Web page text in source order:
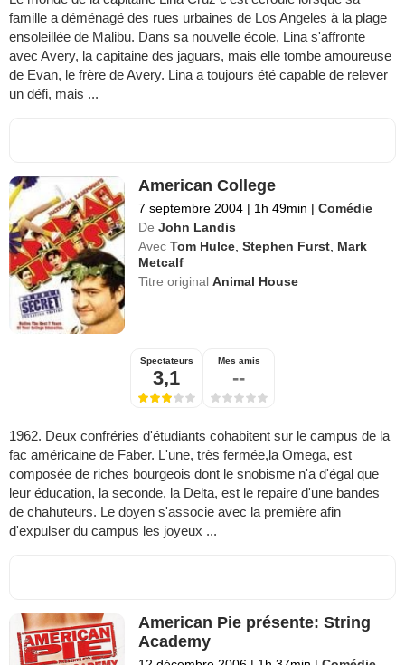
famille a déménagé des rues urbaines de Los Angeles à la plage
ensoleillée de Malibu. Dans sa nouvelle école, Lina s'affronte
avec Avery, la capitaine des jaguars, mais elle tombe amoureuse
de Evan, le frère de Avery. Lina a toujours été capable de relever
un défi, mais ...
American College
7 septembre 2004 | 1h 49min | Comédie
De John Landis
Avec Tom Hulce ,Stephen Furst Mark
Metcalf
Titre originalAnimal House
Spectateurs
3,1
Mes amis
--
1962. Deux confréries d'étudiants cohabitent sur le campus de la
fac américaine de Faber. L'une, très fermée,la Omega, est
composée de riches bourgeois dont le snobisme n'a d'égal que
leur éducation, la seconde, la Delta, est le repaire d'une bandes
de chahuteurs. Le doyen s'associe avec la première afin
d'expulser du campus les joyeux ...
American Pie présente: String
Academy